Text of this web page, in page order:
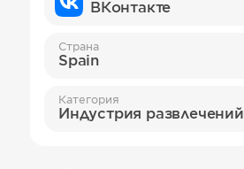
ВКонтакте
Страна
Spain
Категория
Индустрия развлечений